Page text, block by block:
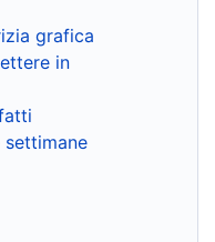
grafica
in
settimane